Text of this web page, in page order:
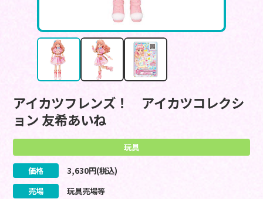
アイカツフレンズ！ アイカツコレクシ
ョン 友希あいね
玩具
価格 3,630円(税込)
売場
玩具売場等